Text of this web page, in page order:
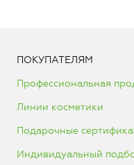
ПОКУПАТЕЛЯМ
Профессиональная
Линии косметики
Подарочные
Индивидуальный